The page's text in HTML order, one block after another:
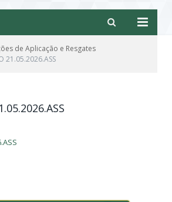
de Aplicação e Resgates
21.05.2026.ASS